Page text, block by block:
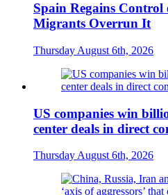
Spain Regains Control
Migrants Overrun It
Thursday August 6th, 2026
US companies win
center deals in direct
Thursday August 6th, 2026